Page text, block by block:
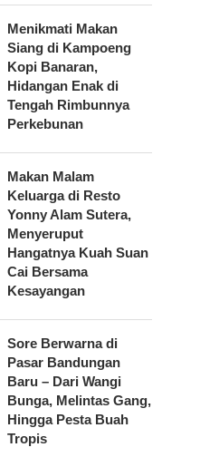
Menikmati Makan
Siang di Kampoeng
Kopi Banaran,
Hidangan Enak di
Tengah Rimbunnya
Perkebunan
Makan Malam
Keluarga di Resto
Yonny Alam Sutera,
Menyeruput
Hangatnya Kuah Suan
Cai Bersama
Kesayangan
Sore Berwarna di
Pasar Bandungan
Baru – Dari Wangi
Bunga, Melintas Gang,
Hingga Pesta Buah
Tropis